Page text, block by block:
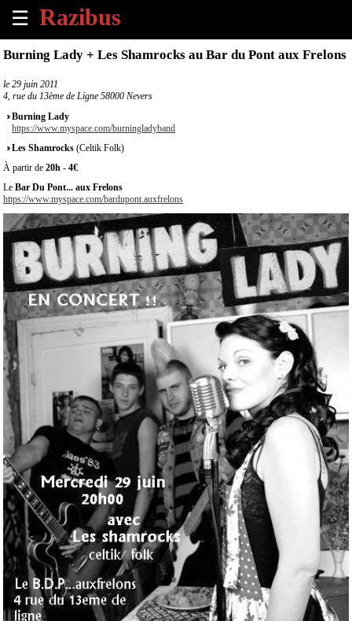
☰
×
Tous
les
évènements
à
venir
Annoncer
un
évènement
Contact
À
propos
Burning Lady + Les Shamrocks au Bar du Pont aux Frelons
le 29 juin 2011
4, rue du 13ème de Ligne 58000 Nevers
Burning Lady
https://www.myspace.com/burningladyband
Les Shamrocks (Celtik Folk)
À partir de 20h - 4€
Le Bar Du Pont... aux Frelons
https://www.myspace.com/bardupont.auxfrelons